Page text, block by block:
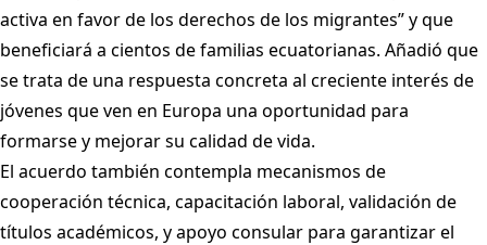
activa en favor de los derechos de los migrantes” y que
beneficiará a cientos de familias ecuatorianas. Añadió que
se trata de una respuesta concreta al creciente interés de
jóvenes que ven en Europa una oportunidad para
formarse y mejorar su calidad de vida.
El acuerdo también contempla mecanismos de
cooperación técnica, capacitación laboral, validación de
títulos académicos, y apoyo consular para garantizar el